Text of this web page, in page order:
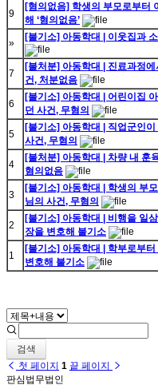
9
[혐의없음] 학생의 부모로부터
해 ‘혐의없음’
»
[불기소] 아동학대 | 이웃집과
7
[불처분] 아동학대 | 진료과정
건, 처분없음
6
[불기소] 아동학대 | 어린이집
던 사건, 무혐의
5
[불기소] 아동학대 | 직업군인
사건, 무혐의
4
[불처분] 아동학대 | 차량 내 훈
혐의없음
3
[불기소] 아동학대 | 학생의 부
님의 사건, 무혐의
2
[불기소] 아동학대 | 비행을 일
장을 변호해 불기소
1
[불기소] 아동학대 | 학부로부
변호해 불기소
검색
첫 페이지 1 끝 페이지
판심법무법인